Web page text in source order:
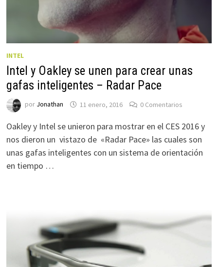
INTEL
Intel y Oakley se unen para crear unas
gafas inteligentes – Radar Pace
por Jonathan 11 enero, 2016 0 Comentarios
Oakley y Intel se unieron para mostrar en el CES 2016 y
nos dieron un vistazo de «Radar Pace» las cuales son
unas gafas inteligentes con un sistema de orientación
en tiempo …